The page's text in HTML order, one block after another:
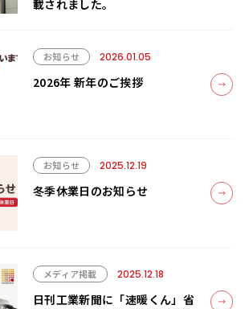
載されました。
お知らせ 2026.01.05
2026年 新年のご挨拶
お知らせ 2025.12.19
冬季休業日のお知らせ
メディア掲載 2025.12.18
日刊工業新聞に「速暖くん」省